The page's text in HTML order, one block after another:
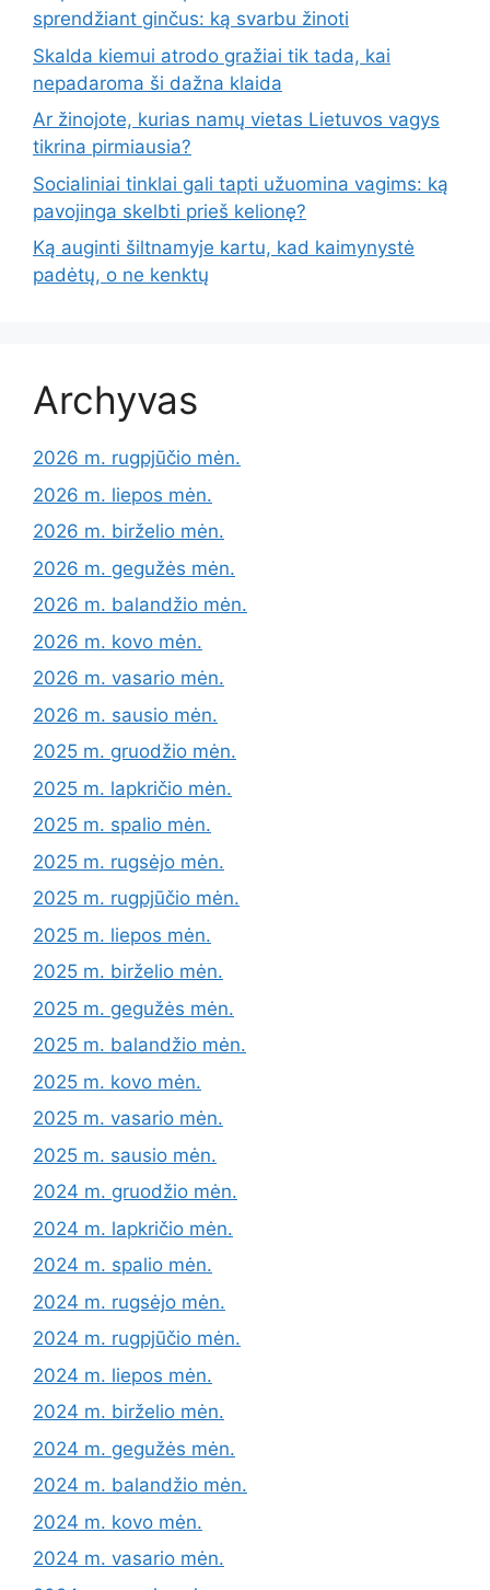
sprendžiant ginčus: ką svarbu žinoti
Skalda kiemui atrodo gražiai tik tada, kai
nepadaroma ši dažna klaida
Ar žinojote, kurias namų vietas Lietuvos vagys
tikrina pirmiausia?
Socialiniai tinklai gali tapti užuomina vagims: ką
pavojinga skelbti prieš kelionę?
Ką auginti šiltnamyje kartu, kad kaimynystė
padėtų, o ne kenktų
Archyvas
2026 m. rugpjūčio mėn.
2026 m. liepos mėn.
2026 m. birželio mėn.
2026 m. gegužės mėn.
2026 m. balandžio mėn.
2026 m. kovo mėn.
2026 m. vasario mėn.
2026 m. sausio mėn.
2025 m. gruodžio mėn.
2025 m. lapkričio mėn.
2025 m. spalio mėn.
2025 m. rugsėjo mėn.
2025 m. rugpjūčio mėn.
2025 m. liepos mėn.
2025 m. birželio mėn.
2025 m. gegužės mėn.
2025 m. balandžio mėn.
2025 m. kovo mėn.
2025 m. vasario mėn.
2025 m. sausio mėn.
2024 m. gruodžio mėn.
2024 m. lapkričio mėn.
2024 m. spalio mėn.
2024 m. rugsėjo mėn.
2024 m. rugpjūčio mėn.
2024 m. liepos mėn.
2024 m. birželio mėn.
2024 m. gegužės mėn.
2024 m. balandžio mėn.
2024 m. kovo mėn.
2024 m. vasario mėn.